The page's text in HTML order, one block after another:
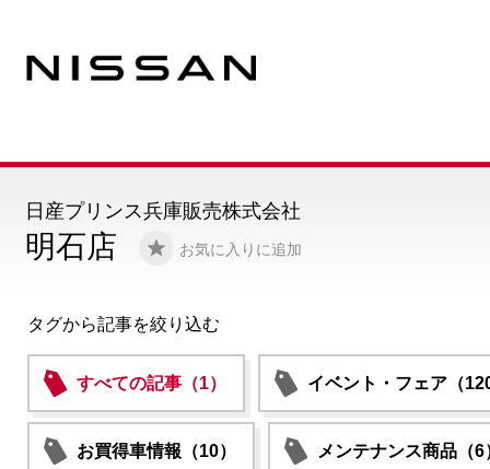
明石店 お気に入りに追加
日産プリンス兵庫販売株式会社
タグから記事を絞り込む
すべての記事（1） イベント・フェア（
お買得車情報（10） メンテナンス商品（6